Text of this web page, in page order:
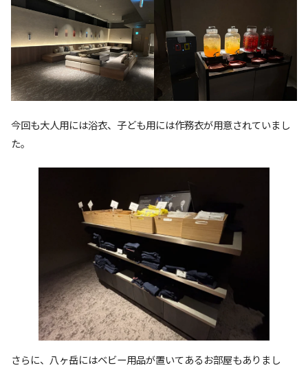
今回も大人用には浴衣、子ども用には作務衣が用意されていまし
た。
さらに、八ヶ岳にはベビー用品が置いてあるお部屋もありまし